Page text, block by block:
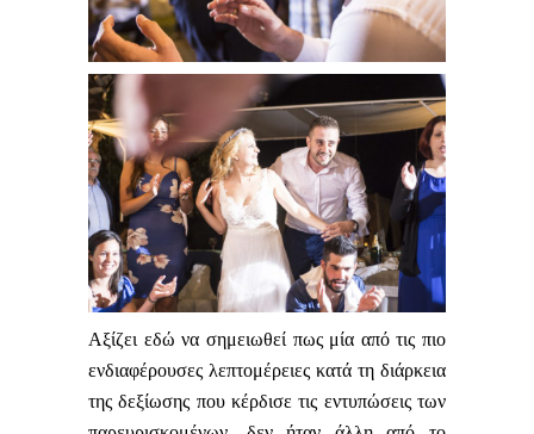
Αξίζει εδώ να σημειωθεί πως μία από τις πιο
ενδιαφέρουσες λεπτομέρειες κατά τη διάρκεια
της δεξίωσης που κέρδισε τις εντυπώσεις των